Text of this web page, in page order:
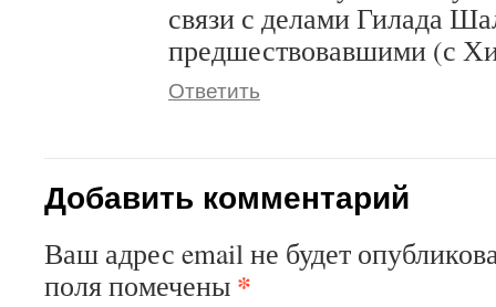
связи с делами Гилада
предшествовавшими (с
Ответить
Добавить комментарий
Ваш адрес email не будет
поля помечены *